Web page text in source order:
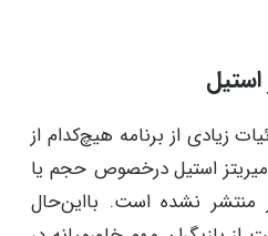
زیادی از برنامه هیچ‌کدام از
استیل درخصوص حجم یا
منتشر نشده است. بااین‌حال